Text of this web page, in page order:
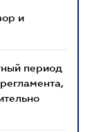
и
период